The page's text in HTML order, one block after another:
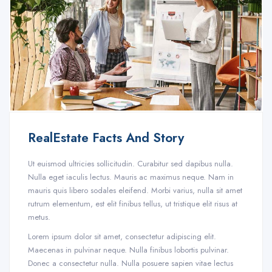
RealEstate Facts And Story
Ut euismod ultricies sollicitudin. Curabitur sed dapibus nulla.
Nulla eget iaculis lectus. Mauris ac maximus neque. Nam in
mauris quis libero sodales eleifend. Morbi varius, nulla sit amet
rutrum elementum, est elit finibus tellus, ut tristique elit risus at
metus.
Lorem ipsum dolor sit amet, consectetur adipiscing elit.
Maecenas in pulvinar neque. Nulla finibus lobortis pulvinar.
Donec a consectetur nulla. Nulla posuere sapien vitae lectus